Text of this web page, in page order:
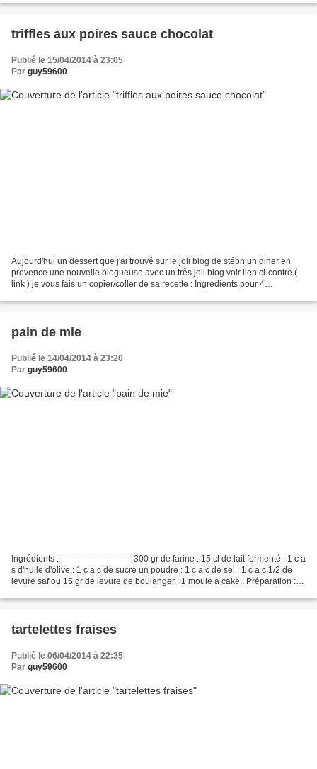
triffles aux poires sauce chocolat
Publié le 15/04/2014 à 23:05
Par guy59600
Aujourd'hui un dessert que j'ai trouvé sur le joli blog de stéph un diner en
provence une nouvelle blogueuse avec un très joli blog voir lien ci-contre (
link ) je vous fais un copier/coller de sa recette : Ingrédients pour 4
pain de mie
Publié le 14/04/2014 à 23:20
Par guy59600
Ingrédients : ------------------------- 300 gr de farine : 15 cl de lait fermenté : 1 c a
s d'huile d'olive : 1 c a c de sucre un poudre : 1 c a c de sel : 1 c a c 1/2 de
levure saf ou 15 gr de levure de boulanger : 1 moule a cake : Préparation : --
tartelettes fraises
Publié le 06/04/2014 à 22:35
Par guy59600